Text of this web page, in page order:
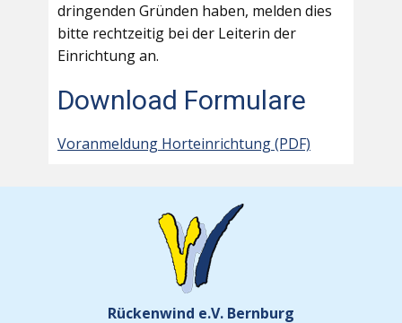
dringenden Gründen haben, melden dies
bitte rechtzeitig bei der Leiterin der
Einrichtung an.
Download Formulare
Voranmeldung Horteinrichtung (PDF)
Rückenwind e.V. Bernburg